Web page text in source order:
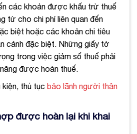
các khoản được khấu trừ thuế
từ cho chi phí liên quan đến
biệt hoặc các khoản chi tiêu
cảnh đặc biệt. Những giấy tờ
trong việc giảm số thuế phải
được hoàn thuế.
thủ tục bảo lãnh người thân
được hoàn lại khi khai